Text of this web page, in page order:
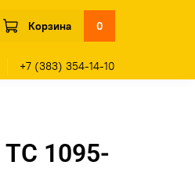
Корзина 0
+7 (383) 354-14-10
1095-